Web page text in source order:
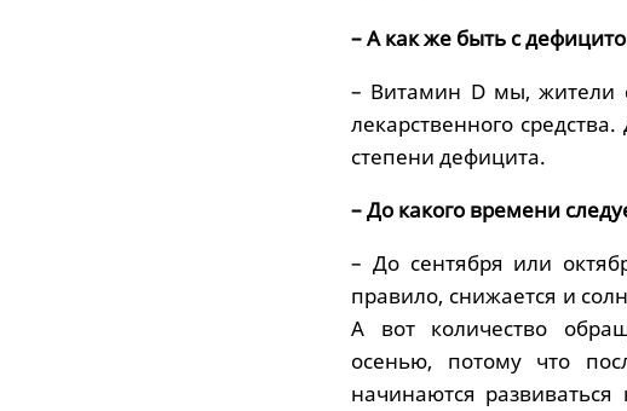
– А как же быть с
– Витамин D мы, жители
лекарственного
степени дефицита.
– До какого времени
– До сентября или
правило, снижается и
А вот количество
осенью, потому что
начинаются